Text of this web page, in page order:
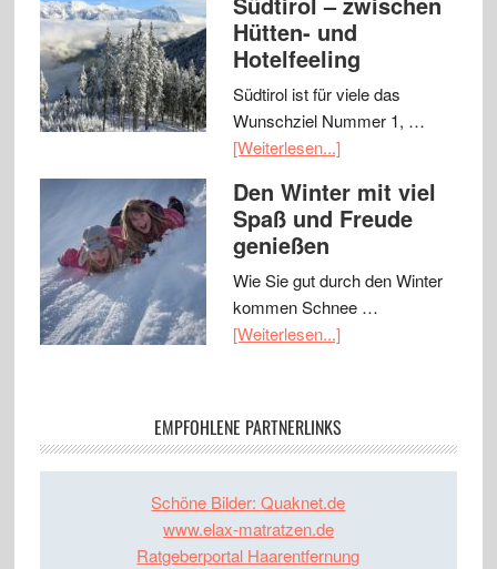
Hütten- und
Hotelfeeling
Südtirol ist für viele das
Wunschziel Nummer 1, …
[Weiterlesen...]
Den Winter mit viel
Spaß und Freude
genießen
Wie Sie gut durch den Winter
kommen Schnee …
[Weiterlesen...]
EMPFOHLENE PARTNERLINKS
Schöne Bilder: Quaknet.de
www.elax-matratzen.de
Ratgeberportal Haarentfernung